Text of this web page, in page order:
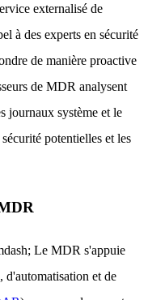
externalisé de
à des experts en sécurité
de manière proactive
de MDR analysent
journaux système et le
potentielles et les
Le MDR s'appuie
d'automatisation et de